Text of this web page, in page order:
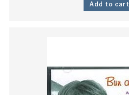
Add to cart